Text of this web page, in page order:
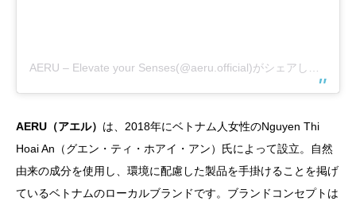
AERU – Elevate your Senses(@aeru.official)がシェアした投稿
AERU（アエル） は、2018年にベトナム人女性のNguyen Thi
Hoai An（グエン・ティ・ホアイ・アン）氏によって設立。自然
由来の成分を使用し、環境に配慮した製品を手掛けることを掲げ
ているベトナムのローカルブランドです。ブランドコンセプトは